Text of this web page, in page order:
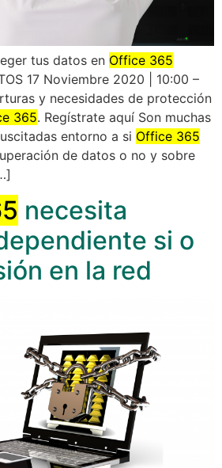
tus datos en Office 365
17 Noviembre 2020 | 10:00 –
y necesidades de protección
365. Regístrate aquí Son muchas
entorno a si Office 365
de datos o no y sobre
necesita
si o
en la red